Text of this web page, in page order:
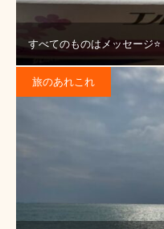
すべてのものはメッセージ⭐️
旅のあれこれ